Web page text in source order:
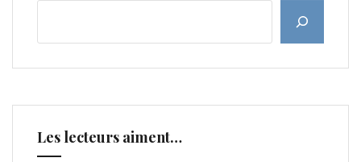
Les lecteurs aiment…